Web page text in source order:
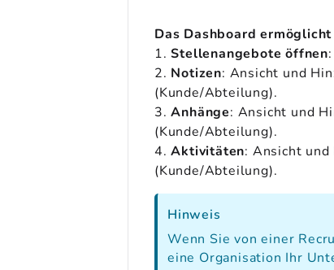
Das Dashboard
1.Stellenangebote öffnen
2. Notizen: Ansicht und
(Kunde/Abteilung).
3.Anhänge: Ansicht und
(Kunde/Abteilung).
4.Aktivitäten: Ansicht
(Kunde/Abteilung).
Hinweis
Wenn Sie von einer
eine Organisation Ihr